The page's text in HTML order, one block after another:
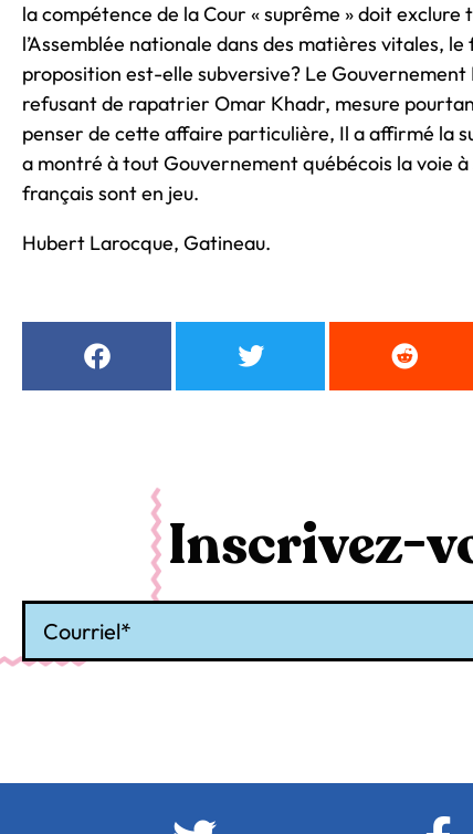
la compétence de la Cour « suprême » doit
l’Assemblée nationale dans des matières vitales,
proposition est-elle subversive? Le
refusant de rapatrier Omar Khadr, mesure
penser de cette affaire particulière, Il a affirmé la
a montré à tout Gouvernement québécois la voie
français sont en jeu.
Hubert Larocque, Gatineau.
Inscrivez-